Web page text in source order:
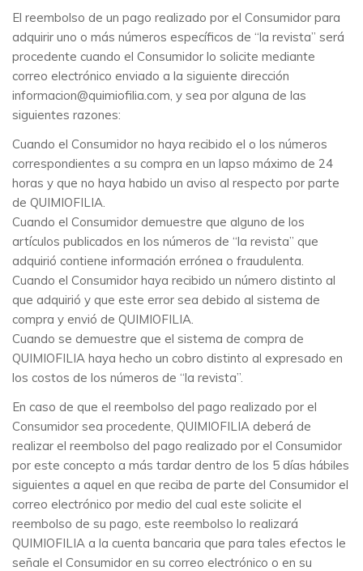
El reembolso de un pago realizado por el Consumidor para
adquirir uno o más números específicos de “la revista” será
procedente cuando el Consumidor lo solicite mediante
correo electrónico enviado a la siguiente dirección
informacion@quimiofilia.com, y sea por alguna de las
siguientes razones:
Cuando el Consumidor no haya recibido el o los números
correspondientes a su compra en un lapso máximo de 24
horas y que no haya habido un aviso al respecto por parte
de QUIMIOFILIA.
Cuando el Consumidor demuestre que alguno de los
artículos publicados en los números de “la revista” que
adquirió contiene información errónea o fraudulenta.
Cuando el Consumidor haya recibido un número distinto al
que adquirió y que este error sea debido al sistema de
compra y envió de QUIMIOFILIA.
Cuando se demuestre que el sistema de compra de
QUIMIOFILIA haya hecho un cobro distinto al expresado en
los costos de los números de “la revista”.
En caso de que el reembolso del pago realizado por el
Consumidor sea procedente, QUIMIOFILIA deberá de
realizar el reembolso del pago realizado por el Consumidor
por este concepto a más tardar dentro de los 5 días hábiles
siguientes a aquel en que reciba de parte del Consumidor el
correo electrónico por medio del cual este solicite el
reembolso de su pago, este reembolso lo realizará
QUIMIOFILIA a la cuenta bancaria que para tales efectos le
señale el Consumidor en su correo electrónico o en su